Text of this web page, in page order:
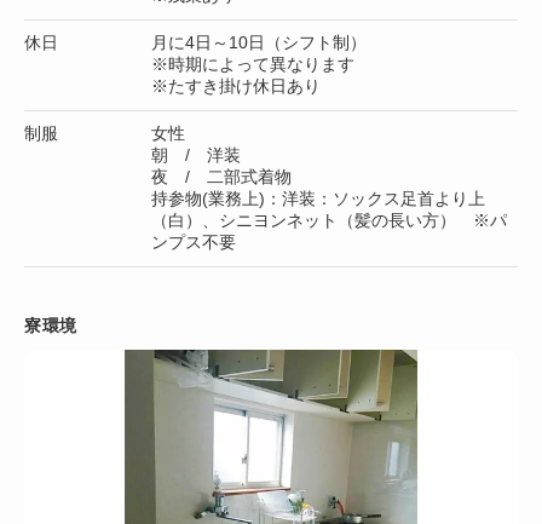
休日
月に4日～10日（シフト制）
※時期によって異なります
※たすき掛け休日あり
制服
女性
朝 / 洋装
夜 / 二部式着物
持参物(業務上)：洋装：ソックス足首より上
（白）、シニヨンネット（髪の長い方） ※パ
ンプス不要
寮環境